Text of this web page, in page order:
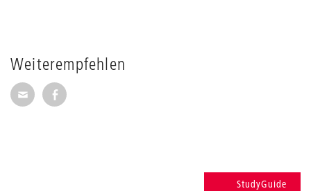
Weiterempfehlen
Seite per E-Mail weiterempfehlen
Seite auf Facebook weiterempfehlen
StudyGuide